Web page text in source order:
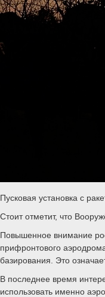
Пусковая установка с
Стоит отметит, что
Повышенное внимание
прифронтового
базирования. Это
В последнее время
использовать именно